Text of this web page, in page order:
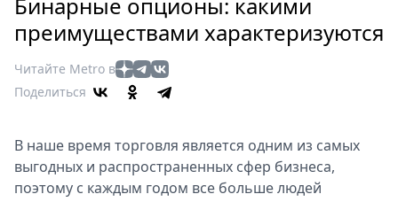
Россия
Мир
Здоровье
Еда
Мода
Театр
преимуществами характеризуются
Читайте Metro в
Поделиться
В наше время торговля является одним из самых
выгодных и распространенных сфер бизнеса,
поэтому с каждым годом все больше людей